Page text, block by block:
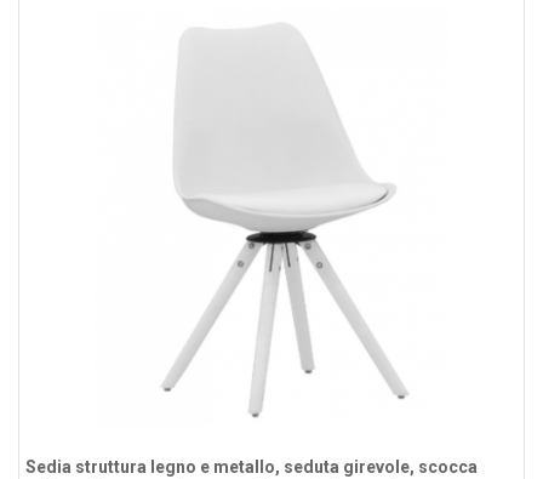
Sedia struttura legno e metallo, seduta girevole, scocca